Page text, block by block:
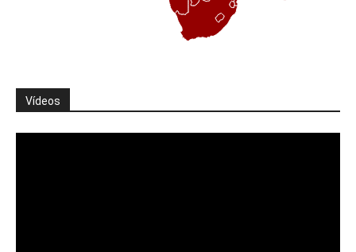
Vídeos